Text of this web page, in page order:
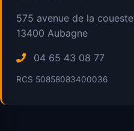
575 avenue de la coueste
13400 Aubagne
04 65 43 08 77
RCS 50858083400036